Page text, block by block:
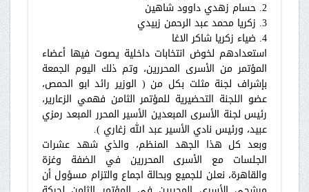
2. حسام زهدي داوود شاهين
3. زكريا محمد عبد الرحمن زبيدي
4. ضياء زكريا شاكر الاغا
استعدادهم لخوض انتخابات داخلية يصوت فيها أعضاء
المؤتمر من الأسرى المحررين، وتم ذلك اليوم الجمعة
بإشراف لجنة مثلت بكل من ( الوزير رائد ابو الحمص،
عضو اللجنة التحضيرية للمؤتمر الثامن فهمي الزعارير،
رئيس لجنة الأسرى المبعدين الأسير المحرر المبعد رمزي
عبيد، ورئيس نادي الأسير عبد الله زغاري ).
وبعد كل هذا الجهد المنظم، والذي شهد عشرات
الجلسات مع الأسرى المحررين في الضفة وغزة
والقاهرة، نعلن للجميع وبحالة اجماع والتزام مسؤول أن